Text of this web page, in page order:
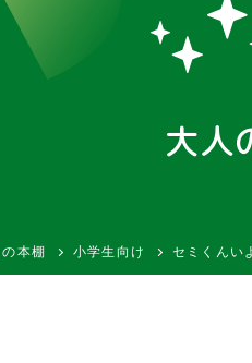
大人
本棚 小学生向け セミくんい